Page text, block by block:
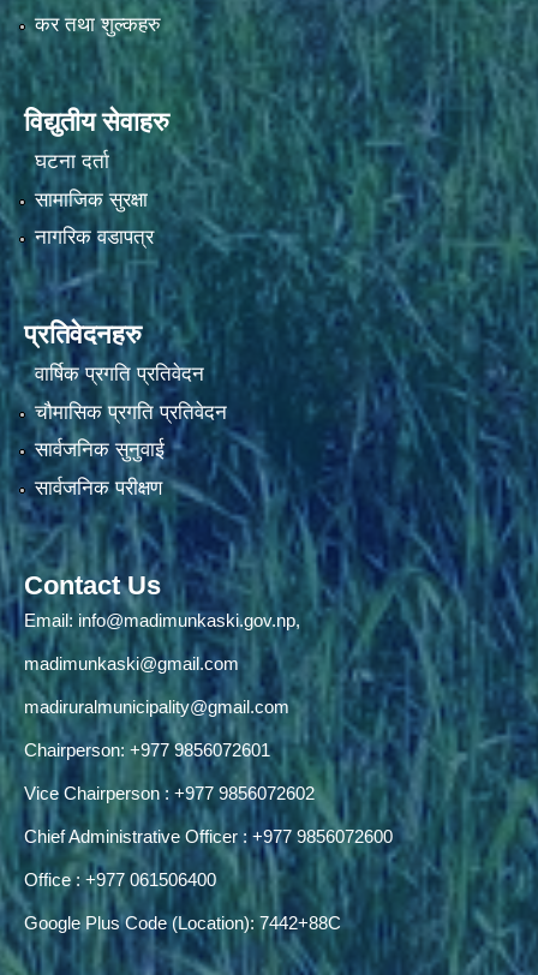
कर तथा शुल्कहरु
विद्युतीय सेवाहरु
घटना दर्ता
सामाजिक सुरक्षा
नागरिक वडापत्र
प्रतिवेदनहरु
वार्षिक प्रगति प्रतिवेदन
चौमासिक प्रगति प्रतिवेदन
सार्वजनिक सुनुवाई
सार्वजनिक परीक्षण
Contact Us
Email: info@madimunkaski.gov.np,
madimunkaski@gmail.com
madiruralmunicipality@gmail.com
Chairperson: +977 9856072601
Vice Chairperson : +977 9856072602
Chief Administrative Officer : +977 9856072600
Office : +977 061506400
Google Plus Code (Location): 7442+88C